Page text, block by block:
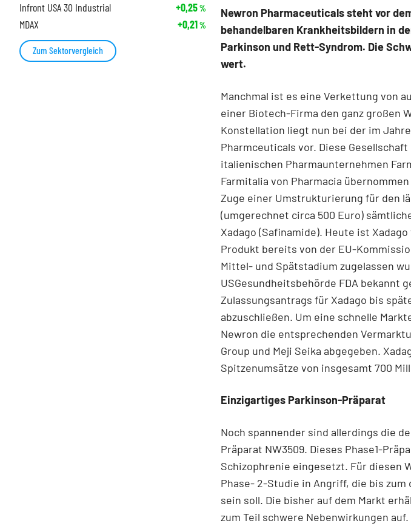
Newron Pharmaceuticals steht vor
behandelbaren Krankheitsbildern in
Parkinson und Rett-Syndrom. Die
wert.
Manchmal ist es eine Verkettung von
einer Biotech-Firma den ganz großen
Konstellation liegt nun bei der im
Pharmceuticals vor. Diese
italienischen Pharmaunternehmen
Farmitalia von Pharmacia
Zuge einer Umstrukturierung für den
(umgerechnet circa 500 Euro)
Xadago (Safinamide). Heute ist
Produkt bereits von der EU-
Mittel- und Spätstadium zugelassen
USGesundheitsbehörde FDA bekannt
Zulassungsantrags für Xadago bis
abzuschließen. Um eine schnelle
Newron die entsprechenden
Group und Meji Seika abgegeben.
Spitzenumsätze von insgesamt 700
Einzigartiges Parkinson-Präparat
Noch spannender sind allerdings die
Präparat NW3509. Dieses Phase1-
Schizophrenie eingesetzt. Für diesen
Phase- 2-Studie in Angriff, die bis zum
sein soll. Die bisher auf dem Markt
zum Teil schwere Nebenwirkungen
Infront USA 30 Industrial +0,25%
MDAX +0,21%
Zum Sektorvergleich